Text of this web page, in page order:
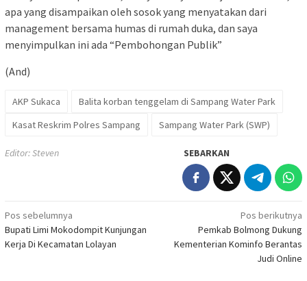
apa yang disampaikan oleh sosok yang menyatakan dari
management bersama humas di rumah duka, dan saya
menyimpulkan ini ada “Pembohongan Publik”
(And)
AKP Sukaca
Balita korban tenggelam di Sampang Water Park
Kasat Reskrim Polres Sampang
Sampang Water Park (SWP)
Editor: Steven SEBARKAN
Navigasi
pos
Pos sebelumnya
Bupati Limi Mokodompit Kunjungan
Kerja Di Kecamatan Lolayan
Pos berikutnya
Pemkab Bolmong Dukung
Kementerian Kominfo Berantas
Judi Online